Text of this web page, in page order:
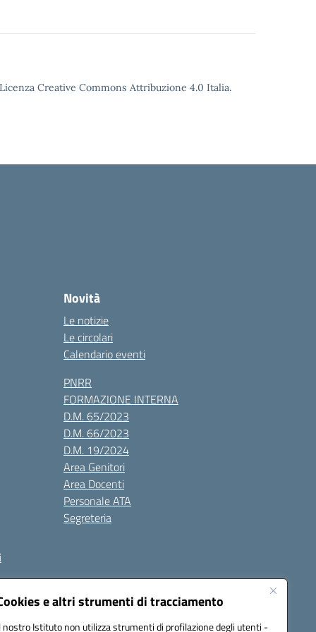
e altri strumenti di tracciamento
nostro Istituto non utilizza strumenti di profilazione degli utenti -
Creative Commons Attribuzione 4.0 Italia.
Novità
Le notizie
Le circolari
Calendario eventi
PNRR
FORMAZIONE INTERNA
D.M. 65/2023
D.M. 66/2023
D.M. 19/2024
Area Genitori
Area Docenti
Personale ATA
Segreteria